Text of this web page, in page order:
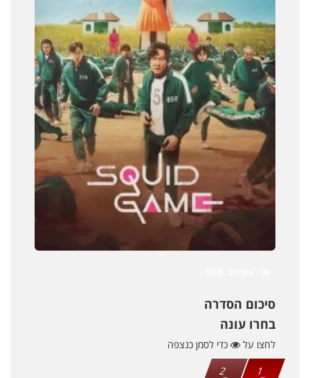
סיכום הסדרה
בחרו עונה
לחצו על
כדי לסמן כנצפה
1
2